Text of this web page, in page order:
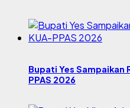
Bupati Yes Sampaikan
PPAS 2026